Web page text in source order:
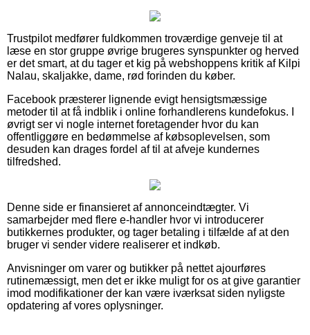
Trustpilot medfører fuldkommen troværdige genveje til at
læse en stor gruppe øvrige brugeres synspunkter og herved
er det smart, at du tager et kig på webshoppens kritik af Kilpi
Nalau, skaljakke, dame, rød forinden du køber.
Facebook præsterer lignende evigt hensigtsmæssige
metoder til at få indblik i online forhandlerens kundefokus. I
øvrigt ser vi nogle internet foretagender hvor du kan
offentliggøre en bedømmelse af købsoplevelsen, som
desuden kan drages fordel af til at afveje kundernes
tilfredshed.
Denne side er finansieret af annonceindtægter. Vi
samarbejder med flere e-handler hvor vi introducerer
butikkernes produkter, og tager betaling i tilfælde af at den
bruger vi sender videre realiserer et indkøb.
Anvisninger om varer og butikker på nettet ajourføres
rutinemæssigt, men det er ikke muligt for os at give garantier
imod modifikationer der kan være iværksat siden nyligste
opdatering af vores oplysninger.